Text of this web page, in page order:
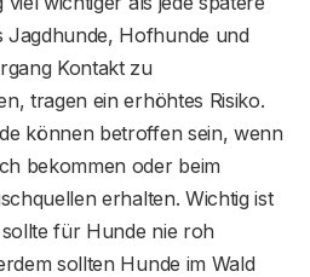
Jagdhunde, Hofhunde und
Kontakt zu
tragen ein erhöhtes Risiko.
können betroffen sein, wenn
bekommen oder beim
erhalten. Wichtig ist
für Hunde nie roh
sollten Hunde im Wald